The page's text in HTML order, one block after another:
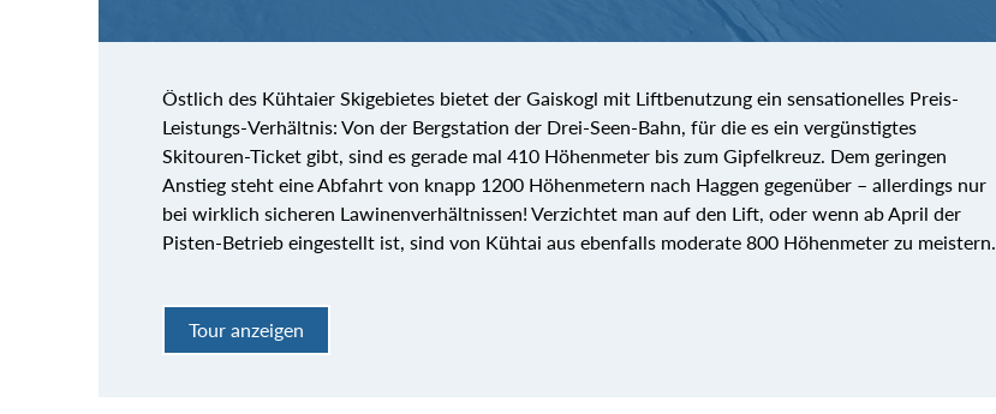
Östlich des Kühtaier Skigebietes bietet der Gaiskogl mit Liftbenutzung ein sensationelles Preis-
Leistungs-Verhältnis: Von der Bergstation der Drei-Seen-Bahn, für die es ein vergünstigtes
Skitouren-Ticket gibt, sind es gerade mal 410 Höhenmeter bis zum Gipfelkreuz. Dem geringen
Anstieg steht eine Abfahrt von knapp 1200 Höhenmetern nach Haggen gegenüber – allerdings nur
bei wirklich sicheren Lawinenverhältnissen! Verzichtet man auf den Lift, oder wenn ab April der
Pisten-Betrieb eingestellt ist, sind von Kühtai aus ebenfalls moderate 800 Höhenmeter zu meistern.
Tour anzeigen